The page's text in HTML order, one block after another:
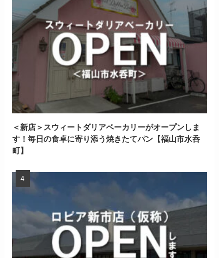
＜新店＞スウィートダリアベーカリーがオープンしま
す！毎日の食卓に寄り添う焼きたてパン【福山市水呑
町】